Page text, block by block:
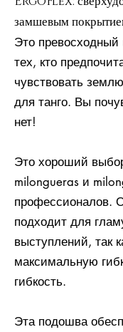
замшевым
Это превосходный
тех, кто
чувствовать
для танго. Вы
нет!
Это хороший
milongueras и
профессионалов.
подходит для
выступлений, так
максимальную
гибкость.
Эта подошва